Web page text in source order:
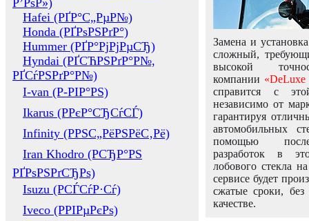
Р’РѕР»)
Hafei (РҐР°С„РµР№)
Honda (РҐРѕРЅРґР°)
Hummer (РҐР°РјРјРµСЂ)
Hyndai (РҐСЋРЅРґР°Р№,
РҐСѓРЅРґР°Р№)
I-van (Р-РІР°РЅ)
Ikarus (РРєР°СЂСѓСЃ)
Infinity (РРЅС„РёРЅРёС‚Рё)
Iran Khodro (РСЂР°РЅ
РҐРѕРЅРґСЂРѕ)
Isuzu (РСЃСѓР·Сѓ)
Iveco (РРІРµРєРѕ)
Замена и
сложный,
высокой
компании «DeLuxe
справится с
независимо от
гарантируя
автомобильных
помощью
разработок в
лобового стекла
сервисе будет
сжатые сроки,
качестве.